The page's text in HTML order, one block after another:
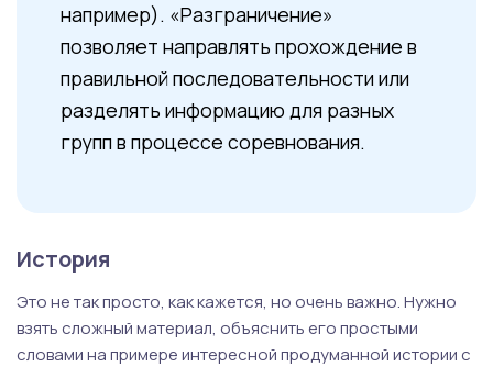
например). «Разграничение»
позволяет направлять прохождение в
правильной последовательности или
разделять информацию для разных
групп в процессе соревнования.
История
Это не так просто, как кажется, но очень важно. Нужно
взять сложный материал, объяснить его простыми
словами на примере интересной продуманной истории с